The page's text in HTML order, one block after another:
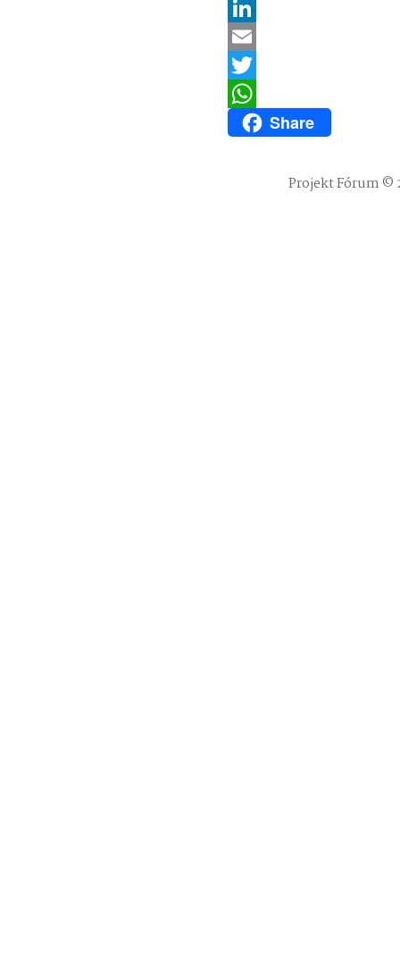
Facebook
LinkedIn
Email
Twitter
WhatsAppShare
Projekt Fórum ©